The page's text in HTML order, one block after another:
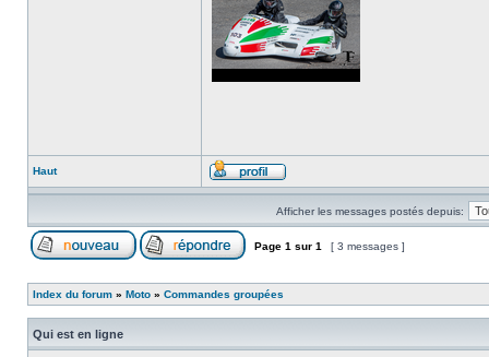
Haut
Afficher les messages postés depuis:
Page 1 sur 1 [ 3 messages ]
Index du forum » Moto » Commandes groupées
Qui est en ligne